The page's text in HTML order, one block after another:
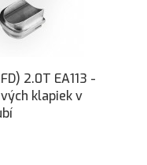
2.0T EA113 -
v